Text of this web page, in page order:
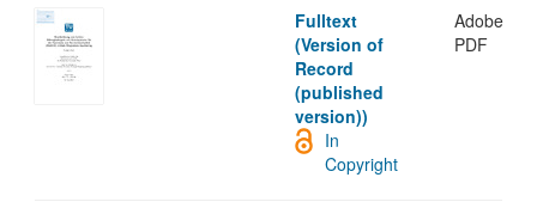
Fulltext
(Version of
Record
(published
version))
Adobe
PDF
In
Copyright